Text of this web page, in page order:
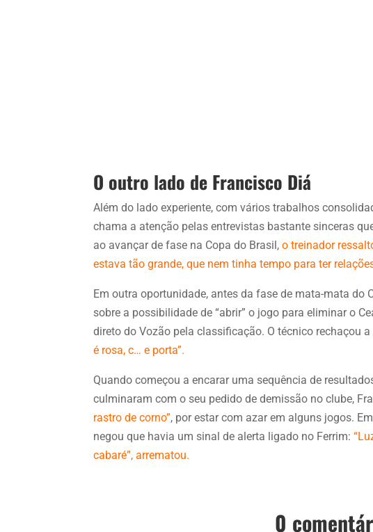
O outro lado de Francisco Diá
Além do lado experiente, com vários trabalhos
chama a atenção pelas entrevistas bastante sinceras
ao avançar de fase na Copa do Brasil,o treinador
estava tão grande, que nem tinha tempo para ter
Em outra oportunidade, antes da fase de mata-mata do
sobre a possibilidade de “abrir” o jogo para eliminar o
direto do Vozão pela classificação. O técnico rechaçou
é rosa, c… e porta”.
Quando começou a encarar uma sequência de
culminaram com o seu pedido de demissão no clube,
rastro de corno”, por estar com azar em alguns jogos.
negou que havia um sinal de alerta ligado no Ferrim:
cabaré”, arrematou.
0